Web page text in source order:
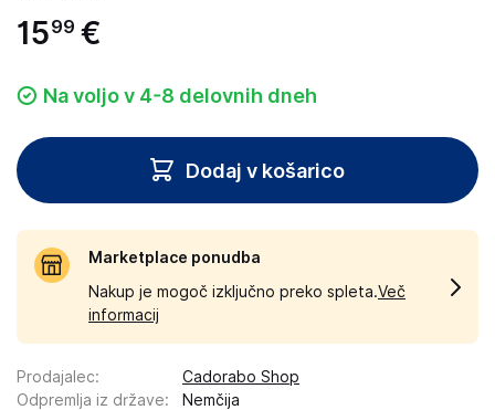
1599 €
Na voljo v 4-8 delovnih dneh
Dodaj v košarico
Marketplace ponudba
Nakup je mogoč izključno preko spleta.Več
informacij
Prodajalec:
Cadorabo Shop
Odpremlja iz države:
Nemčija